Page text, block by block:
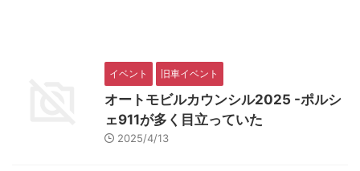
イベント 旧車イベント
オートモビルカウンシル2025 -ポルシ
ェ911が多く目立っていた
2025/4/13